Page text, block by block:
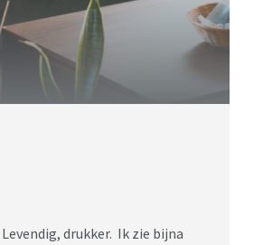
drukker. Ik zie bijna